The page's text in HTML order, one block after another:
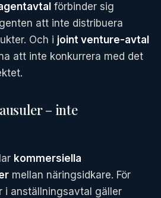
förbinder sig
att inte distribuera
Och i joint venture-avtal
att inte konkurrera med det
– inte
kommersiella
mellan näringsidkare. För
i anställningsavtal gäller